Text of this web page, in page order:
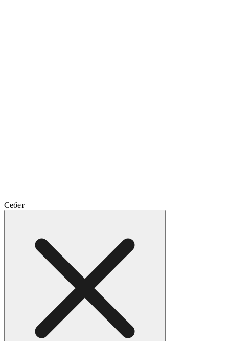
Себет